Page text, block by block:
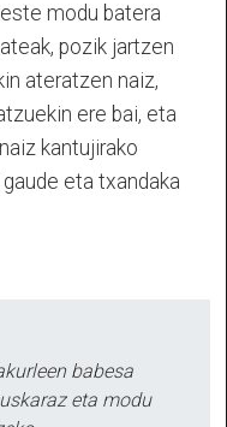
modu batera
pozik jartzen
ateratzen naiz,
ere bai, eta
kantujirako
eta txandaka
babesa
eta modu